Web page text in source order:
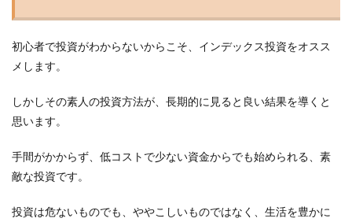
初心者で投資がわからないからこそ、インデックス投資をオスス
メします。
しかしその素人の投資方法が、長期的に見ると良い結果を導くと
思います。
手間がかからず、低コストで少ない資金からでも始められる、素
敵な投資です。
投資は危ないものでも、ややこしいものではなく、生活を豊かに